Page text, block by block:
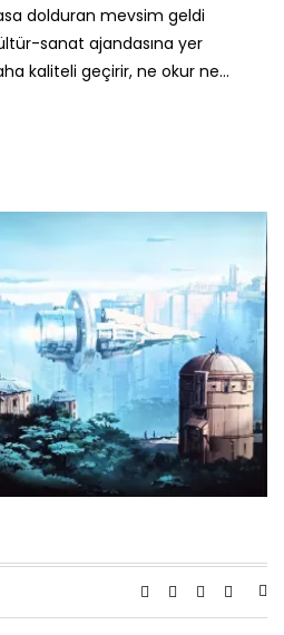
dolduran mevsim geldi
sanat ajandasına yer
kaliteli geçirir, ne okur ne…